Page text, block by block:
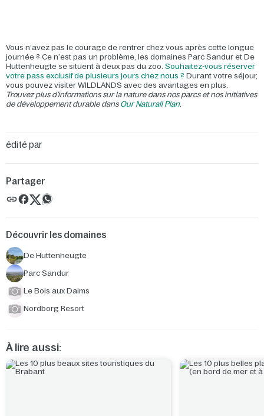
Vous n’avez pas le courage de rentrer chez vous après cette longue
journée ? Ce n’est pas un problème, les domaines Parc Sandur et De
Huttenheugte se situent à deux pas du zoo. Souhaitez-vous réserver
votre pass exclusif de plusieurs jours chez nous ? Durant votre séjour,
vous pouvez visiter WILDLANDS avec des avantages en plus.
Trouvez plus d’informations sur la nature dans nos parcs et nos initiatives
de développement durable dans Our Naturall Plan.
édité par
Découvrir les domaines
De Huttenheugte
Parc Sandur
Le Bois aux Daims
Nordborg Resort
Partager
À lire aussi: